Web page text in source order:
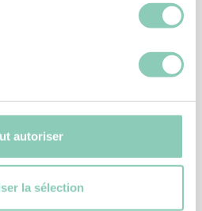
autoriser
la sélection
similaires